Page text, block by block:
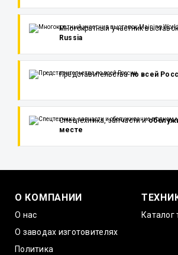
Многократный участник выставок
Russia
Представительствапо всей
Спецтехника, запчасти и
месте
О КОМПАНИИ
О нас
О заводах изготовителях
Политика
Каталог